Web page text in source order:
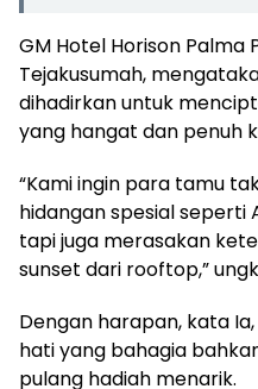
GM Hotel Horison Palma
Tejakusumah,
dihadirkan untuk
yang hangat dan penuh
“Kami ingin para tamu
hidangan spesial seperti
tapi juga merasakan
sunset dari rooftop,”
Dengan harapan, kata
hati yang bahagia
pulang hadiah menarik.